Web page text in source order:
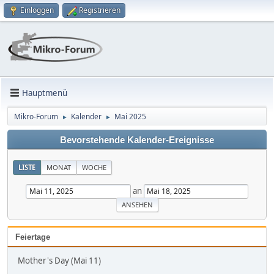
Einloggen Registrieren
Hauptmenü
Mikro-Forum ► Kalender ► Mai 2025
Bevorstehende Kalender-Ereignisse
LISTE MONAT WOCHE
an
Feiertage
Mother's Day (Mai 11)